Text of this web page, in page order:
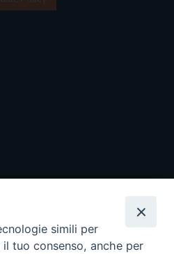
simili per
tuo consenso, anche per